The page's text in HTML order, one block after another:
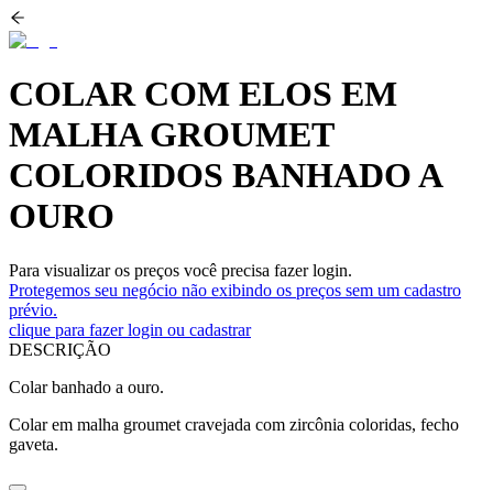
COLAR COM ELOS EM
MALHA GROUMET
COLORIDOS BANHADO A
OURO
Para visualizar os preços você precisa fazer login.
Protegemos seu negócio não exibindo os preços sem um cadastro
prévio.
clique para fazer login ou cadastrar
DESCRIÇÃO
Colar banhado a ouro.
Colar em malha groumet cravejada com zircônia coloridas, fecho
gaveta.